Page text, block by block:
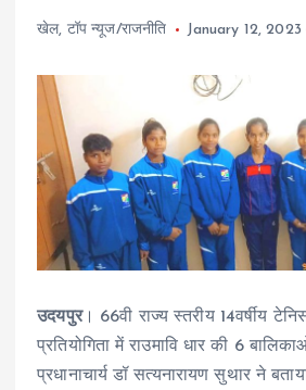
खेल, टॉप न्यूज/राजनीति January 12, 2023
उदयपुर। 66वी राज्य स्तरीय 14वर्षीय
प्रतियोगिता में राउमावि धार की 6
प्रधानाचार्य डॉ सत्यनारायण सुथार ने